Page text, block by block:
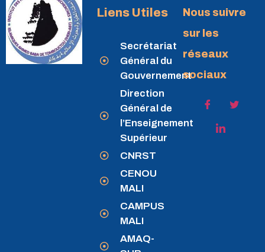
Liens Utiles
Secrétariat
Général du
Gouvernement
Direction
Général de
l’Enseignement
Supérieur
CNRST
CENOU
MALI
CAMPUS
MALI
AMAQ-
Nous suivre
sur les
réseaux
sociaux